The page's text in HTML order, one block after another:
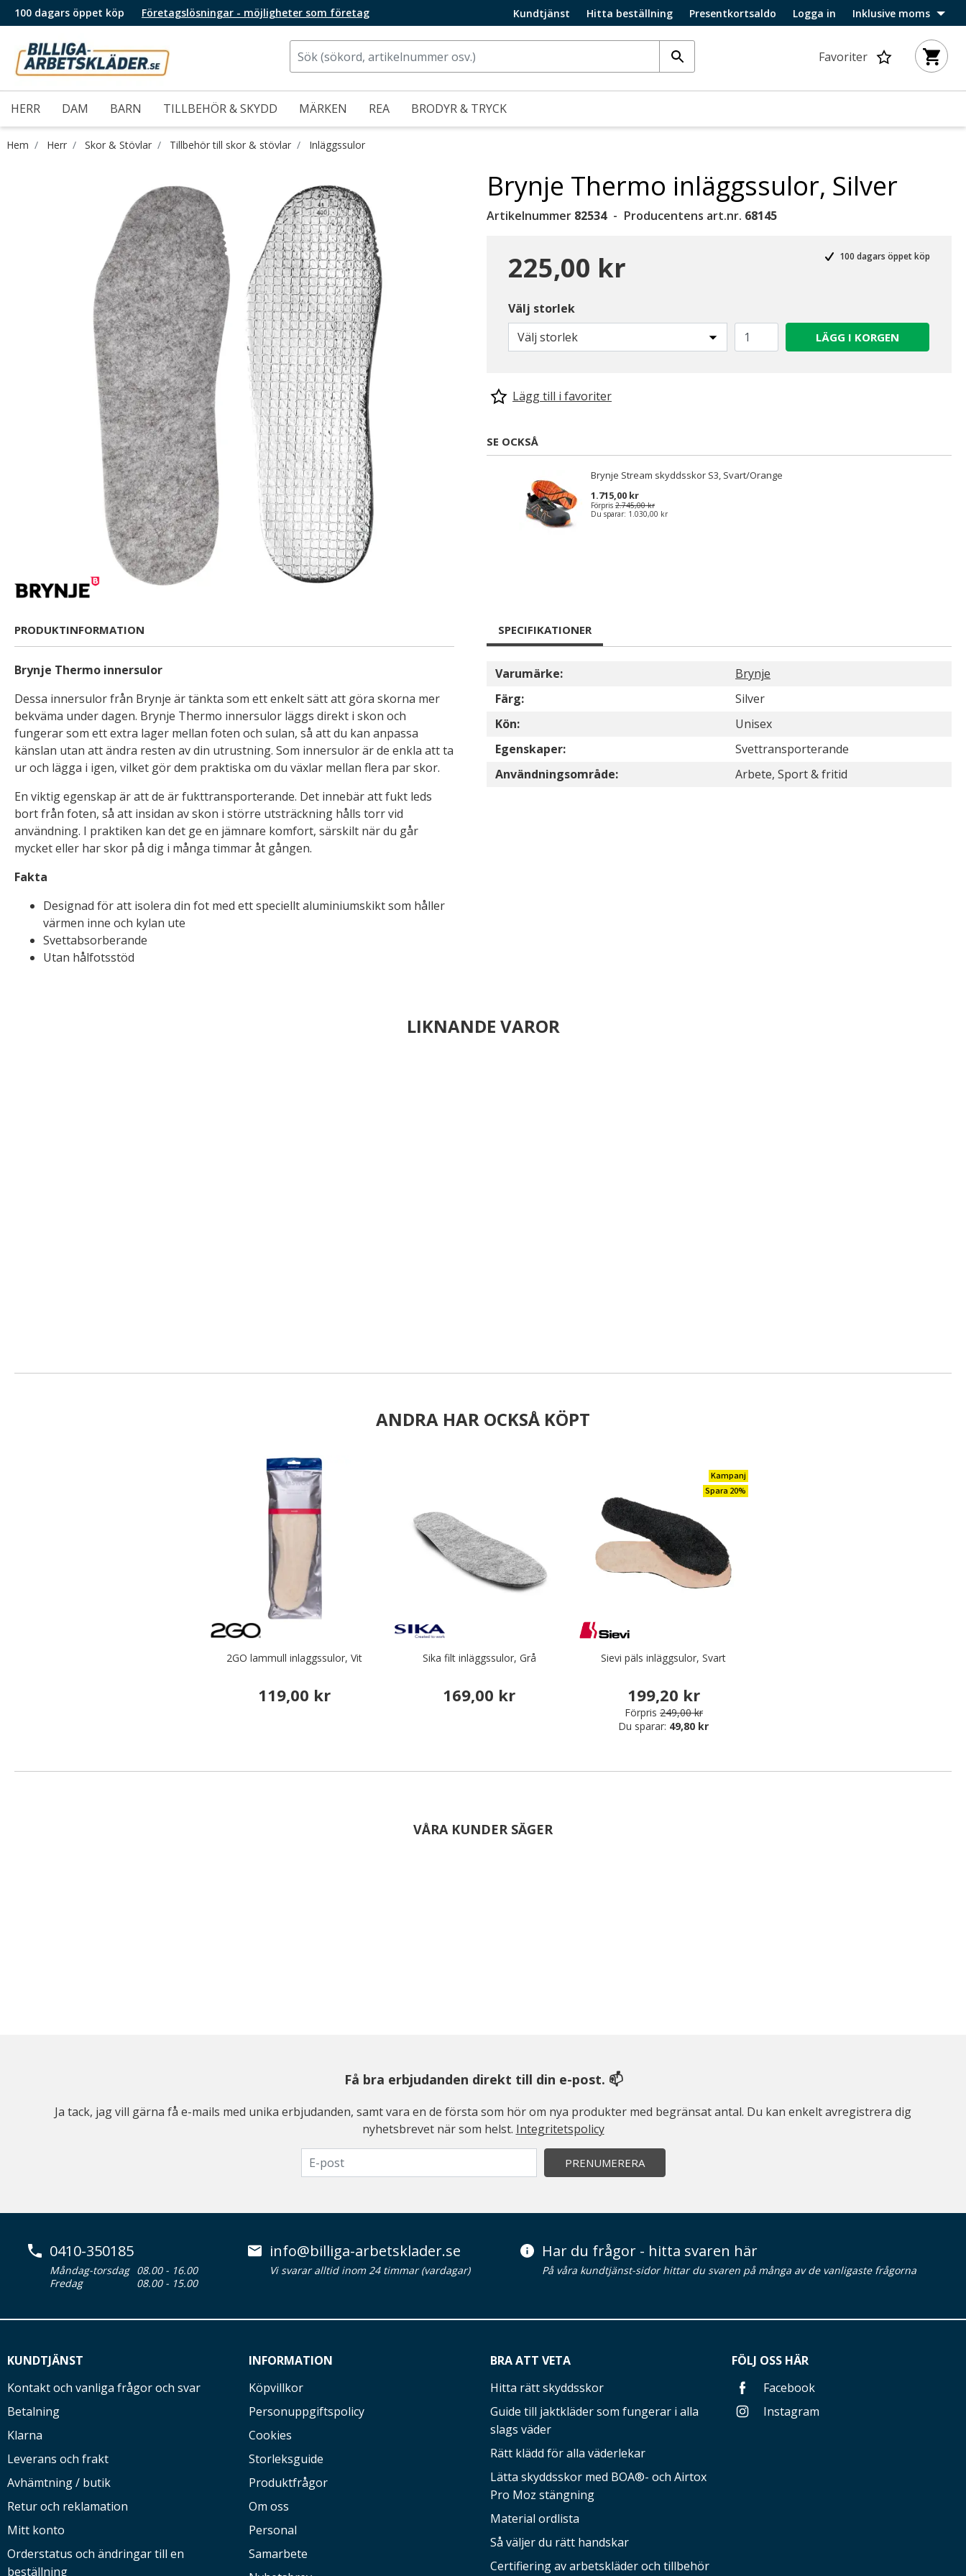
100 dagars öppet köp Företagslösningar - möjligheter som företag Kundtjänst Hitta beställning Presentkortsaldo Logga in Inklusive moms
Favoriter
HERR DAM BARN TILLBEHÖR & SKYDD MÄRKEN REA BRODYR & TRYCK
Hem Herr Skor & Stövlar Tillbehör till skor & stövlar Inläggssulor
Brynje Thermo inläggssulor, Silver
Artikelnummer 82534 Producentens art.nr. 68145
225,00 kr 100 dagars öppet köp
Välj storlek
Välj storlek
LÄGG I KORGEN
Lägg till i favoriter
SE OCKSÅ
Brynje Stream skyddsskor S3, Svart/Orange
1.715,00 kr
Förpris 2.745,00 kr
Du sparar: 1.030,00 kr
PRODUKTINFORMATION
Brynje Thermo innersulor
Dessa innersulor från Brynje är tänkta som ett enkelt sätt att göra skorna mer
bekväma under dagen. Brynje Thermo innersulor läggs direkt i skon och
fungerar som ett extra lager mellan foten och sulan, så att du kan anpassa
känslan utan att ändra resten av din utrustning. Som innersulor är de enkla att ta
ur och lägga i igen, vilket gör dem praktiska om du växlar mellan flera par skor.
En viktig egenskap är att de är fukttransporterande. Det innebär att fukt leds
bort från foten, så att insidan av skon i större utsträckning hålls torr vid
användning. I praktiken kan det ge en jämnare komfort, särskilt när du går
mycket eller har skor på dig i många timmar åt gången.
Fakta
Designad för att isolera din fot med ett speciellt aluminiumskikt som håller
värmen inne och kylan ute
Svettabsorberande
Utan hålfotsstöd
SPECIFIKATIONER
Varumärke:
Brynje
Färg:
Silver
Kön:
Unisex
Egenskaper:
Svettransporterande
Användningsområde:
Arbete, Sport & fritid
LIKNANDE VAROR
ANDRA HAR OCKSÅ KÖPT
2GO lammull inlaggssulor, Vit
119,00 kr
Sika filt inläggssulor, Grå
169,00 kr
Kampanj
Spara 20%
Sievi päls inläggsulor, Svart
199,20 kr
Förpris 249,00 kr
Du sparar: 49,80 kr
VÅRA KUNDER SÄGER
Få bra erbjudanden direkt till din e-post. 📫
Ja tack, jag vill gärna få e-mails med unika erbjudanden, samt vara en de första som hör om nya produkter med begränsat antal. Du kan enkelt avregistrera dig
nyhetsbrevet när som helst. Integritetspolicy
PRENUMERERA
0410-350185
Måndag-torsdag 08.00 - 16.00
Fredag
08.00 - 15.00
info@billiga-arbetsklader.se
Vi svarar alltid inom 24 timmar (vardagar)
Har du frågor - hitta svaren här
På våra kundtjänst-sidor hittar du svaren på många av de vanligaste frågorna
KUNDTJÄNST
Kontakt och vanliga frågor och svar
Betalning
Klarna
Leverans och frakt
Avhämtning / butik
Retur och reklamation
Mitt konto
Orderstatus och ändringar till en
beställning
INFORMATION
Köpvillkor
Personuppgiftspolicy
Cookies
Storleksguide
Produktfrågor
Om oss
Personal
Samarbete
BRA ATT VETA
Hitta rätt skyddsskor
Guide till jaktkläder som fungerar i alla
slags väder
Rätt klädd för alla väderlekar
Lätta skyddsskor med BOA®- och Airtox
Pro Moz stängning
Material ordlista
Så väljer du rätt handskar
Certifiering av arbetskläder och tillbehör
FÖLJ OSS HÄR
Facebook
Instagram